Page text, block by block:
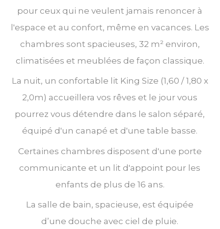
pour ceux qui ne veulent jamais renoncer à
l'espace et au confort, même en vacances. Les
chambres sont spacieuses, 32 m² environ,
climatisées et meublées de façon classique.
La nuit, un confortable lit King Size (1,60 / 1,80 x
2,0m) accueillera vos rêves et le jour vous
pourrez vous détendre dans le salon séparé,
équipé d'un canapé et d'une table basse.
Certaines chambres disposent d'une porte
communicante et un lit d'appoint pour les
enfants de plus de 16 ans.
La salle de bain, spacieuse, est équipée
d’une douche avec ciel de pluie.